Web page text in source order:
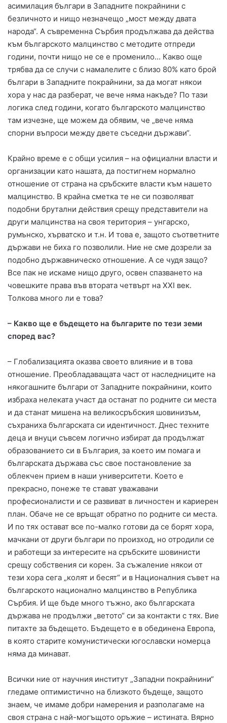
асимилация българи в Западните покрайнини с
безличното и нищо незначещо „мост между двата
народа“. А съвременна Сърбия продължава да действа
към българското малцинство с методите отпреди
години, почти нищо не се е променило… Какво още
трябва да се случи с намалелите с близо 80% като брой
българи в Западните покрайнини, за да могат някои
хора у нас да разберат, че вече няма накъде? По тази
логика след години, когато българското малцинство
там изчезне, ще можем да обявим, че „вече няма
спорни въпроси между двете съседни държави“.
Крайно време е с общи усилия – на официални власти и
организации като нашата, да постигнем нормално
отношение от страна на сръбските власти към нашето
малцинство. В крайна сметка те не си позволяват
подобни брутални действия срещу представители на
други малцинства на своя територия – унгарско,
румънско, хърватско и т.н. И това е, защото съответните
държави не биха го позволили. Ние не сме дозрели за
подобно държавническо отношение. А се чудя защо?
Все пак не искаме нищо друго, освен спазването на
човешките права във втората четвърт на ХХІ век.
Толкова много ли е това?
– Какво ще е бъдещето на българите по тези земи
според вас?
– Глобализацията оказва своето влияние и в това
отношение. Преобладаващата част от наследниците на
някогашните българи от Западните покрайнини, които
избраха нелеката участ да останат по родните си места
и да станат мишена на великосръбския шовинизъм,
съхраниха българската си идентичност. Днес техните
деца и внуци съвсем логично избират да продължат
образованието си в България, за което им помага и
българската държава със свое постановление за
облекчен прием в наши университети. Което е
прекрасно, понеже те стават уважавани
професионалисти и се развиват в личностен и кариерен
план. Обаче не се връщат обратно по родните си места.
И по тях остават все по-малко готови да се борят хора,
мачкани от други българи по произход, но отродили се
и работещи за интересите на сръбските шовинисти
срещу собствения си корен. За съжаление някои от
тези хора сега „колят и бесят“ и в Националния съвет на
българското национално малцинство в Република
Сърбия. И ще бъде много тъжно, ако българската
държава не продължи „ветото“ си за контакти с тях. Вие
питахте за бъдещето. Бъдещето е в обединена Европа,
в която старите комунистически югославски номерца
няма да минават.
Всички ние от научния институт „Западни покрайнини“
гледаме оптимистично на близкото бъдеще, защото
знаем, че имаме добри намерения и разполагаме на
своя страна с най-могъщото оръжие – истината. Вярно